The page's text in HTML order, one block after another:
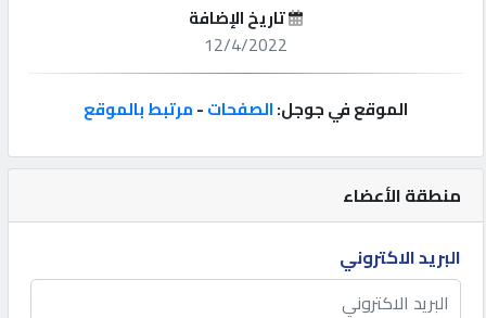
إتصل
إعلانات
المنتدى
منطقة الأعضاء
البريد الاكتروني
تاريخ الإضافة
12/4/2022
الموقع في جوجل:الصفحات-مرتبط بالموقع